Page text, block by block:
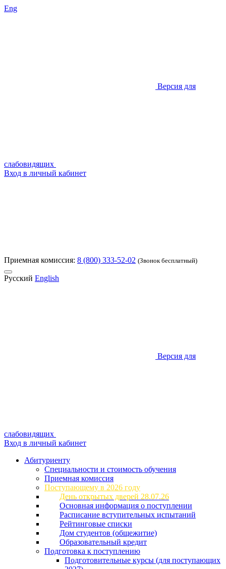
Eng
Версия для
слабовидящих
Вход в личный кабинет
Приемная комиссия: 8 (800) 333-52-02 (Звонок бесплатный)
Русский English
Версия для
слабовидящих
Вход в личный кабинет
Абитуриенту
Специальности и стоимость обучения
Приемная комиссия
Поступающему в 2026 году
День открытых дверей 28.07.26
Основная информация о поступлении
Расписание вступительных испытаний
Рейтинговые списки
Дом студентов (общежитие)
Образовательный кредит
Подготовка к поступлению
Подготовительные курсы (для поступающих